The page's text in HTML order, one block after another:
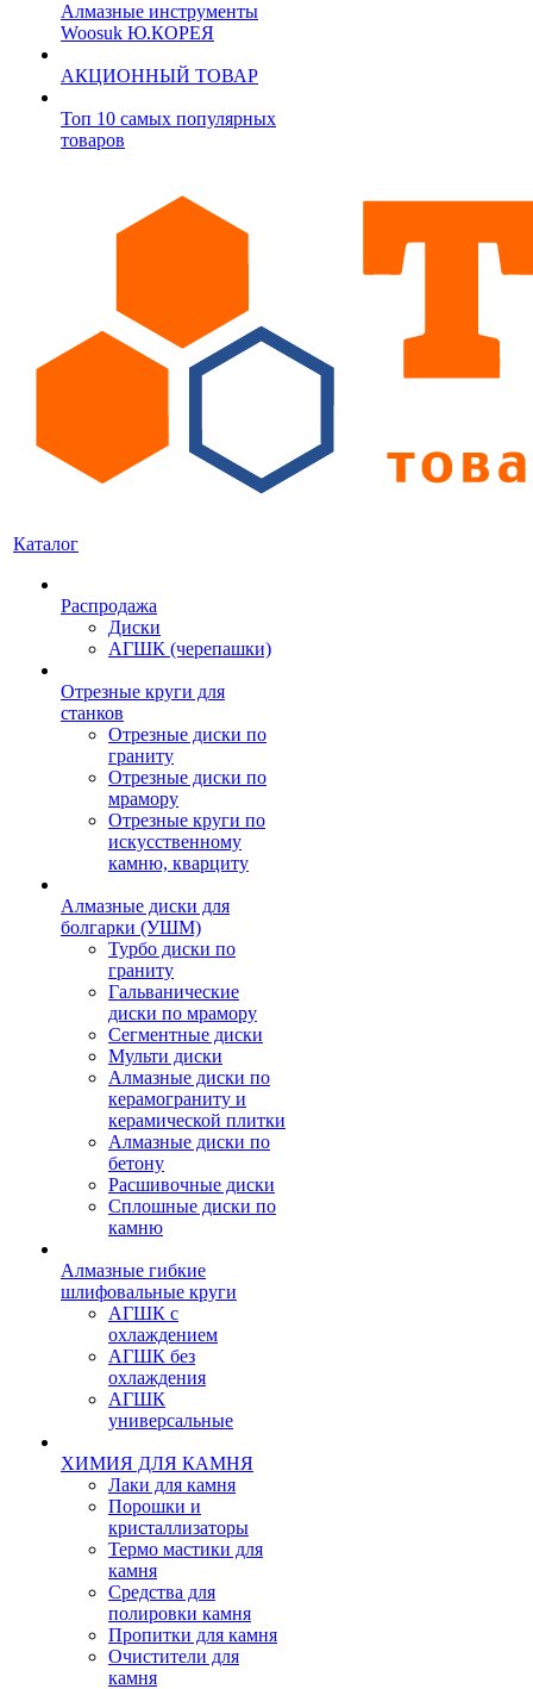
Алмазные инструменты
Woosuk Ю.КОРЕЯ
АКЦИОННЫЙ ТОВАР
Топ 10 самых популярных
товаров
Каталог
Распродажа
Диски
АГШК (черепашки)
Отрезные круги для
станков
Отрезные диски по
граниту
Отрезные диски по
мрамору
Отрезные круги по
искусственному
камню, кварциту
Алмазные диски для
болгарки (УШМ)
Турбо диски по
граниту
Гальванические
диски по мрамору
Сегментные диски
Мульти диски
Алмазные диски по
керамограниту и
керамической плитки
Алмазные диски по
бетону
Расшивочные диски
Сплошные диски по
камню
Алмазные гибкие
шлифовальные круги
АГШК с
охлаждением
АГШК без
охлаждения
АГШК
универсальные
ХИМИЯ ДЛЯ КАМНЯ
Лаки для камня
Порошки и
кристаллизаторы
Термо мастики для
камня
Средства для
полировки камня
Пропитки для камня
Очистители для
камня